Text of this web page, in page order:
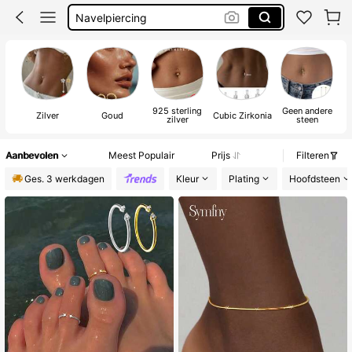
Belly Button Piercing
Navel Piercing
Zilver Goud 925 sterling
zilver Cubic Zirkonia Geen andere
steen
Aanbevolen Meest Populair Prijs
Filteren
Ges. 3 werkdagen
Kleur Plating Hoofdsteen